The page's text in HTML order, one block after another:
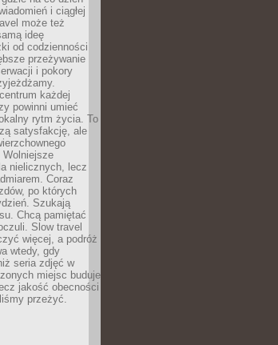
i ciągłej
może też
ideę
od codzienności
przeżywanie
i pokory
każdej
powinni umieć
rytm życia. To
satysfakcję, ale
Wolniejsze
nielicznych, lecz
Coraz
po których
Szukają
Chcą pamiętać
Slow travel
więcej, a podróż
wtedy, gdy
seria zdjęć w
miejsc buduje
jakość obecności
przeżyć.